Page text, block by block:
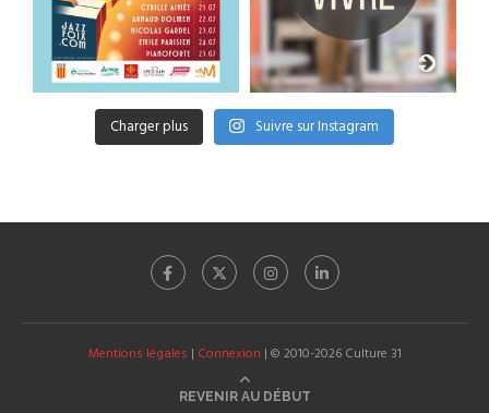
Charger plus Suivre sur Instagram
Mentions légales | Connexion | © 2010-2026 Culture 31
REVENIR AU DÉBUT